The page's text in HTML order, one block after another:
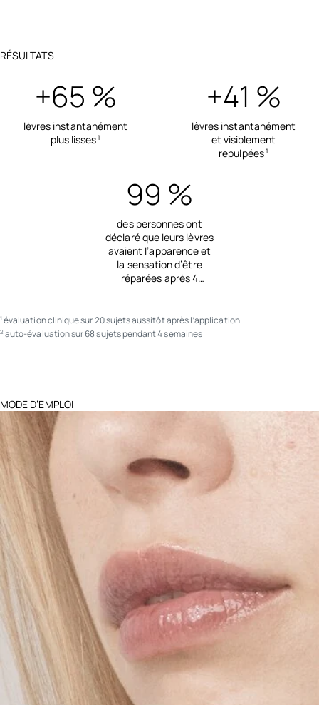
RÉSULTATS
+65 %
lèvres instantanément
plus lisses1
+41 %
lèvres instantanément
et visiblement
repulpées1
99 %
des personnes ont
déclaré que leurs lèvres
avaient l’apparence et
la sensation d’être
réparées après 4
1 évaluation clinique sur 20 sujets aussitôt après l’application
2 auto-évaluation sur 68 sujets pendant 4 semaines
MODE D’EMPLOI